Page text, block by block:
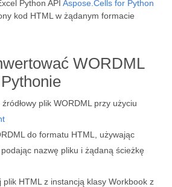
Python API Aspose.Cells for Python
kod HTML w żądanym formacie
WORDML
plik WORDML przy użyciu
do formatu HTML, używając
podając nazwę pliku i żądaną ścieżkę
plik HTML z instancją klasy Workbook z